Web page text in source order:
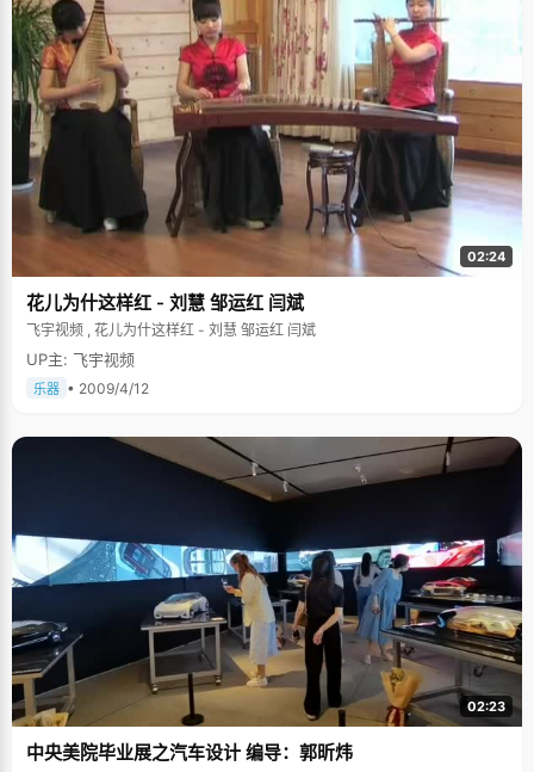
陈芳芳就经常一个人出门参加各种活动。第一次离开家是小学五年级，陈芳
芳跟着同学们去参加遵义的军训活动，一个月封闭式训练，然后再到昆明参
加世博会。军训条件很艰苦，练得很累，吃得很简单。从贵州到遵义要坐两
天一夜的火车，晚上只能用报纸铺在地上睡觉。很多小孩子哭喊着给家里打
电话，陈芳芳却始终安静地坚持着，反而很喜欢军训的生活。她总记得爸爸
那句话，"吃得苦中苦，方为人上人"。 上大学之前，陈芳芳走过很多地方，
一个人去过云南，到过新疆，提高到北京感受了北大的氛围，前段时间，她
还一个人去了趟秦皇岛，这些经历，不仅开阔了眼界，更重要的是历练了处
世、解决问题的思维和能力。比起其他女孩子，陈芳芳少了娇气，多了坚
强。在朋友圈里，陈芳芳因为历练赢得了"淡定芳"的外号，每次遇到紧急事
情，她总是能以最快的速度想到解决办法，提出建议。 感谢爸妈的培养 陈芳
芳的家庭并不富裕，爸爸是普通的工人，妈妈很早就下岗了，但是为了芳芳
的成长，他们不惜省吃俭用。芳芳小时候，一套房的价格才3 000多元，而
他们借钱为她买了一架12 000元的钢琴。为了学琴，一家人风雨无阻，一节
子都坚持不下来，放弃了。芳芳懂得这架钢琴对自己家的意义，老师教的曲
子她都坚持练习，并且能够很快学会。再加上她经常在班级、学校表演，在
掌声和鼓励中，芳芳尝到了一些小甜头，她渐渐爱上音乐，演奏水平日益提
高，先后通过了钢琴四级、电子琴九级。小学升初中那年暑假，芳芳获得了
全国小学生电子琴大赛三等奖和宋庆龄奖学金。 "我很感谢我的爸爸妈妈，无
论条件多么艰难，他们都是我坚强的后盾。他们不仅培养了我音乐方面的特
的艰辛和不易，她衣着朴素，生活节俭，从来不和同学比吃比穿。对父母的
操劳，她看在眼里疼在心里，更加努力地学习，用成绩来回报父母的辛劳。
"一个人的成绩真的会影响很多东西，影响以后的道路和发展，所以我还是会
很在意，很努力"，陈芳芳过早的懂事，在学习上比其他同学付出得更多。上
这个孩子印象深刻，觉得她很乖。"我觉得上课的时候，老师站着，我坐着，
老师讲着，我听着，他们很不容易，所以我应该尊重他们"，陈芳芳说，"而
且这样听课效率特别高，每次下课我基本不用复习就能把当堂课的内容全部
记住了。"关于学习经验，陈芳芳只有一条：紧跟着老师走就没错了。 事无艰
难，何来人杰，因为父母的无私付出和她的不懈努力，芳芳以贵州省文科第
一名的成绩圆梦北大，这也是她给爸爸妈妈最好的礼物。
02:24
花儿为什这样红 - 刘慧 邹运红 闫斌
飞宇视频 , 花儿为什这样红 - 刘慧 邹运红 闫斌
UP主: 飞宇视频
乐器 • 2009/4/12
02:23
中央美院毕业展之汽车设计 编导：郭昕炜